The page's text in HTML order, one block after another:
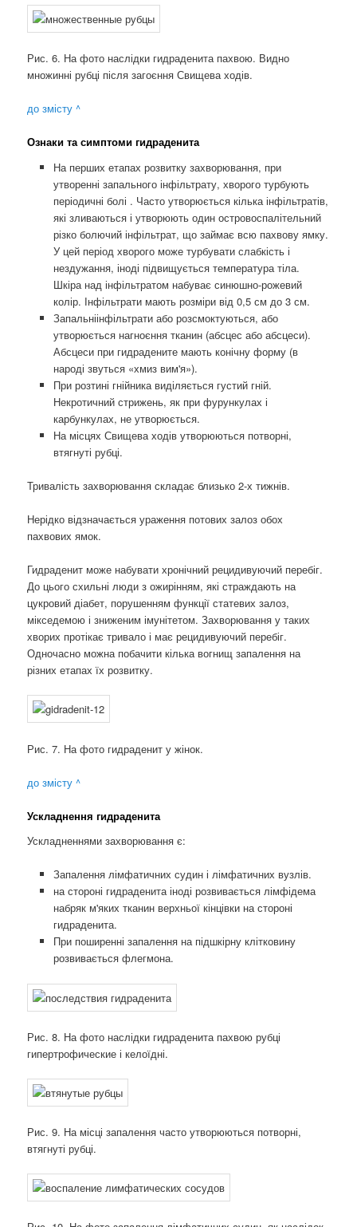
Рис. 6. На фото наслідки гидраденита пахвою. Видно
множинні рубці після загоєння Свищева ходів.
до змісту ^
Ознаки та симптоми гидраденита
На перших етапах розвитку захворювання, при
утворенні запального інфільтрату, хворого турбують
періодичні болі . Часто утворюється кілька інфільтратів,
які зливаються і утворюють один островоспалітельний
різко болючий інфільтрат, що займає всю пахвову ямку.
У цей період хворого може турбувати слабкість і
нездужання, іноді підвищується температура тіла.
Шкіра над інфільтратом набуває синюшно-рожевий
колір. Інфільтрати мають розміри від 0,5 см до 3 см.
Запальніінфільтрати або розсмоктуються, або
утворюється нагноєння тканин (абсцес або абсцеси).
Абсцеси при гидрадените мають конічну форму (в
народі звуться «хмиз вим'я»).
При розтині гнійника виділяється густий гній.
Некротичний стрижень, як при фурункулах і
карбункулах, не утворюється.
На місцях Свищева ходів утворюються потворні,
втягнуті рубці.
Тривалість захворювання складає близько 2-х тижнів.
Нерідко відзначається ураження потових залоз обох
пахвових ямок.
Гидраденит може набувати хронічний рецидивуючий перебіг.
До цього схильні люди з ожирінням, які страждають на
цукровий діабет, порушенням функції статевих залоз,
мікседемою і зниженим імунітетом. Захворювання у таких
хворих протікає тривало і має рецидивуючий перебіг.
Одночасно можна побачити кілька вогнищ запалення на
різних етапах їх розвитку.
Рис. 7. На фото гидраденит у жінок.
до змісту ^
Ускладнення гидраденита
Ускладненнями захворювання є:
Запалення лімфатичних судин і лімфатичних вузлів.
на стороні гидраденита іноді розвивається лімфідема
набряк м'яких тканин верхньої кінцівки на стороні
гидраденита.
При поширенні запалення на підшкірну клітковину
розвивається флегмона.
Рис. 8. На фото наслідки гидраденита пахвою рубці
гипертрофические і келоїдні.
Рис. 9. На місці запалення часто утворюються потворні,
втягнуті рубці.